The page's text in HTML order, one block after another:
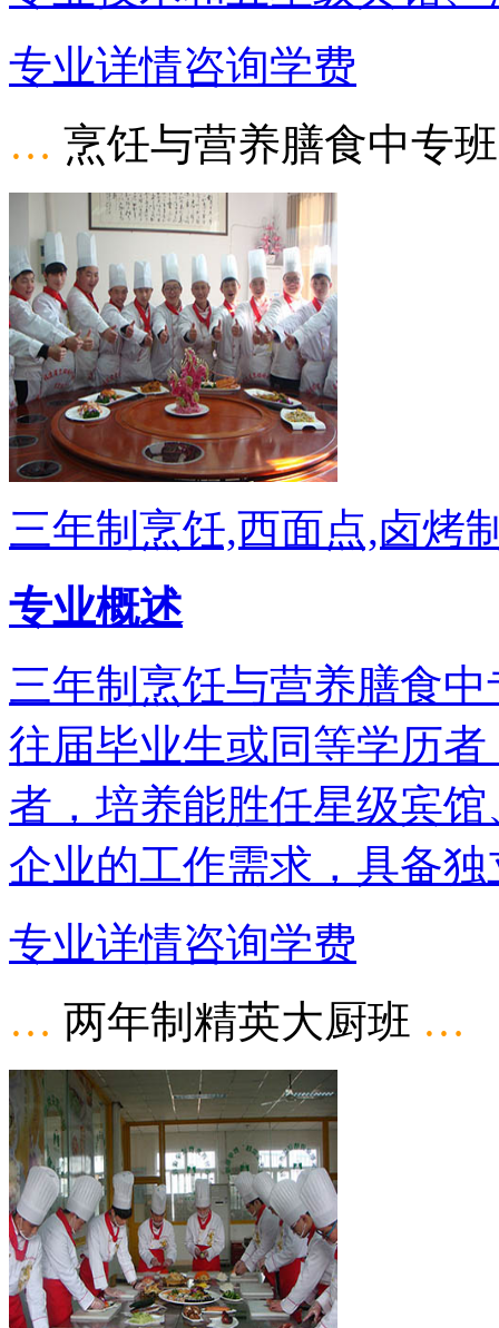
专业详情咨询学费
… 烹饪与营养膳食中专
三年制烹饪,西面点,卤烤
专业概述
三年制烹饪与营养膳食
往届毕业生或同等学历
者，培养能胜任星级宾
企业的工作需求，具备
专业详情咨询学费
… 两年制精英大厨班 …